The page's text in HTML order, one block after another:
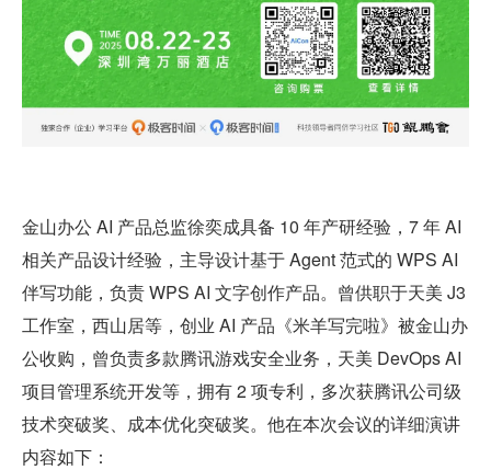
金山办公 AI 产品总监徐奕成具备 10 年产研经验，7 年 AI
相关产品设计经验，主导设计基于 Agent 范式的 WPS AI
伴写功能，负责 WPS AI 文字创作产品。曾供职于天美 J3
工作室，西山居等，创业 AI 产品《米羊写完啦》被金山办
公收购，曾负责多款腾讯游戏安全业务，天美 DevOps AI
项目管理系统开发等，拥有 2 项专利，多次获腾讯公司级
技术突破奖、成本优化突破奖。他在本次会议的详细演讲
内容如下：